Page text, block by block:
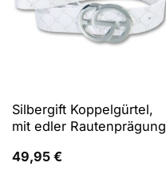
Silbergift Koppelgürtel,
mit edler Rautenprägung
49,95 €